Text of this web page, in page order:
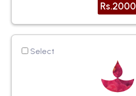
Rs.2000
Select